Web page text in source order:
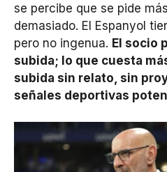
se percibe que se pide
demasiado. El Espanyol
pero no ingenua. El socio
subida; lo que cuesta
subida sin relato, sin
señales deportivas